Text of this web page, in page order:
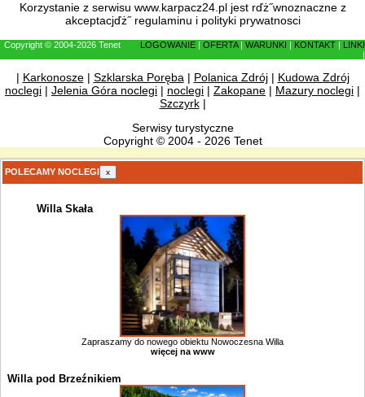
Korzystanie z serwisu www.karpacz24.pl jest rďż˝wnoznaczne z
akceptacjďż˝ regulaminu i polityki prywatnosci
Copyright © 2004-2026 Tenet LOGOWANIE OFERTA| WARUNKI KONTAKT
LINKI
| Karkonosze| Szklarska Poręba| Polanica Zdrój| Kudowa Zdrój
noclegi | Jelenia Góra noclegi | noclegi | Zakopane | Mazury noclegi |
Szczyrk|
Serwisy turystyczne
Copyright © 2004 - 2026 Tenet
POLECAMY NOCLEGI x
Willa Skała
Zapraszamy do nowego obiektu Nowoczesna Willa
więcej na www
Willa pod Brzeźnikiem